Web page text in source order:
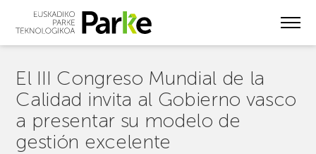
El III Congreso Mundial de la
Calidad invita al Gobierno vasco
a presentar su modelo de
gestión excelente